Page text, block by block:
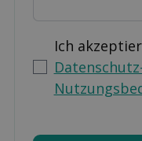
Ich